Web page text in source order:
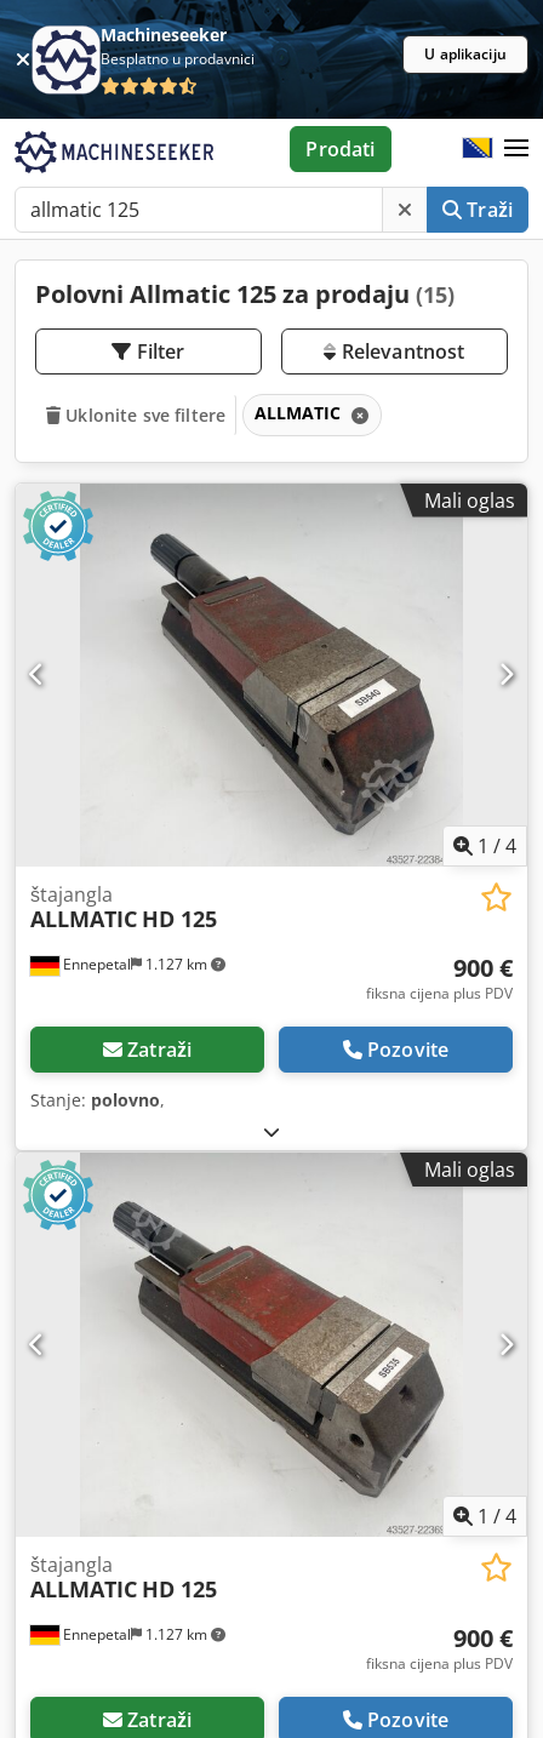
Machineseeker
Besplatno u prodavnici U aplikaciju
Traži
Prodati
Polovni Allmatic 125 za prodaju (15)
Filter Relevantnost
Uklonite sve filtere ALLMATIC
Mali oglas
1 /4
Ennepetal 1.127 km
štajangla
ALLMATIC HD 125
900 €
fiksna cijena plus PDV
Zatraži Pozovite
Stanje: polovno,
Mali oglas
1 /4
Ennepetal 1.127 km
štajangla
ALLMATIC HD 125
900 €
fiksna cijena plus PDV
Zatraži Pozovite